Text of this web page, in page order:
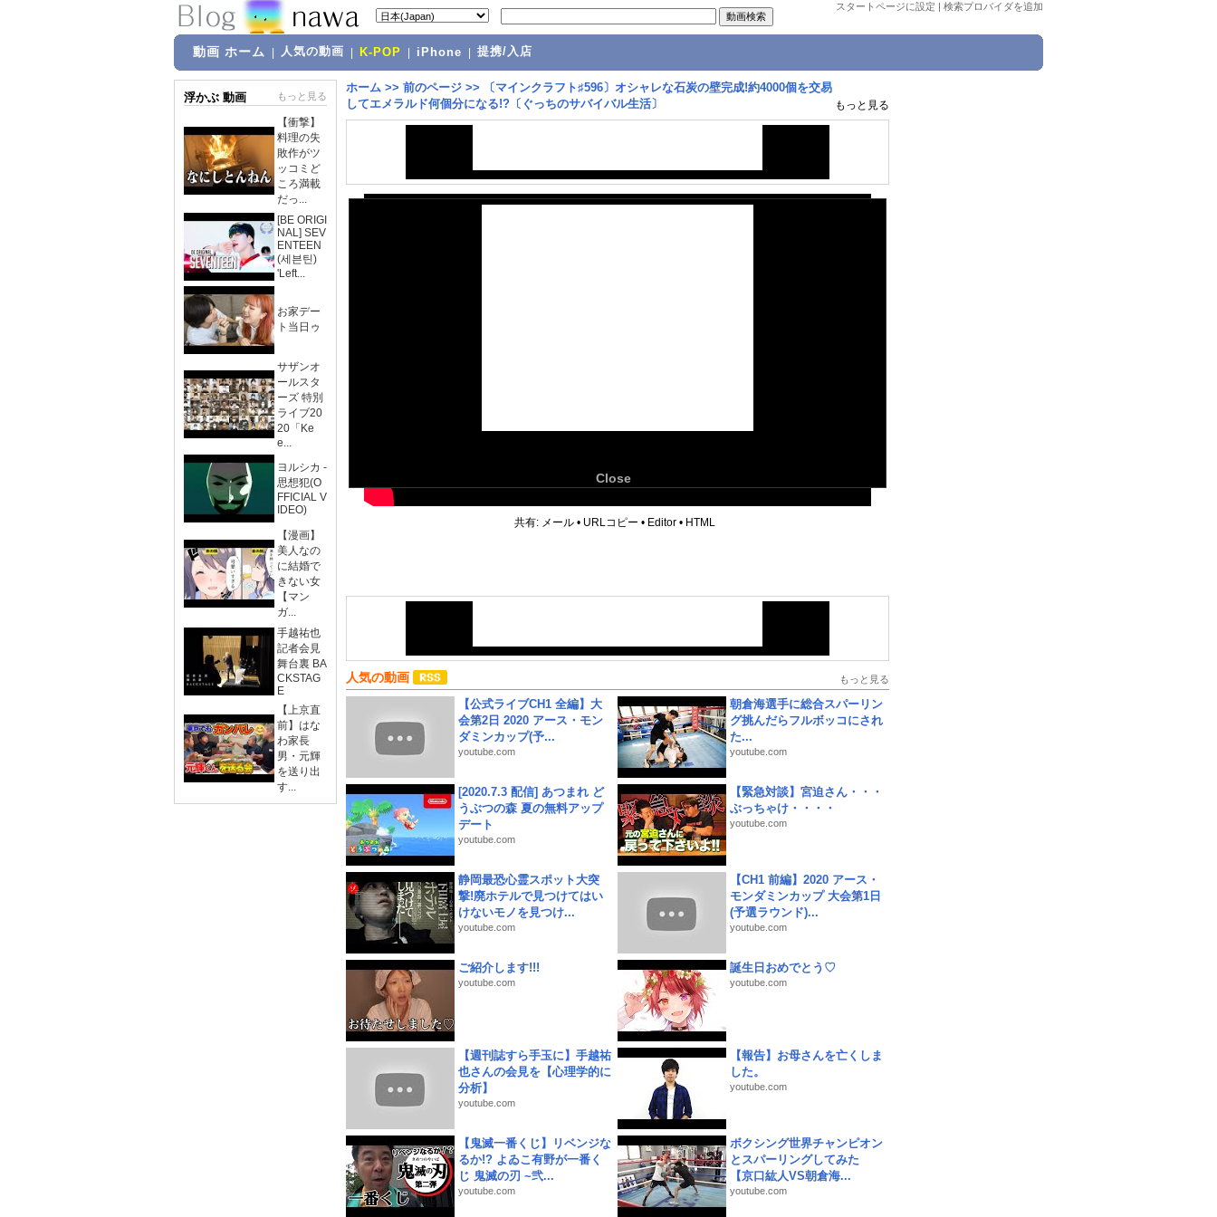
スタートページに設定 | 検索プロバイダを追加
動画 ホーム 人気の動画 K-POP iPhone 提携/入店
浮かぶ 動画 もっと見る
【衝撃】
料理の失
敗作がツ
ッコミど
ころ満載
だっ...
[BE ORIGI
NAL] SEV
ENTEEN
(세븐틴)
'Left...
お家デー
ト当日ゥ
サザンオ
ールスタ
ーズ 特別
ライブ20
20「Ke
e...
ヨルシカ -
思想犯(O
FFICIAL V
IDEO)
【漫画】
美人なの
に結婚で
きない女
【マン
ガ...
手越祐也
記者会見
舞台裏 BA
CKSTAG
E
【上京直
前】はな
わ家長
男・元輝
を送り出
す...
ホーム >> 前のページ >>
〔マインクラフト♯596〕オシャレな石炭の壁完成!約4000個を交易
してエメラルド何個分になる!?〔ぐっちのサバイバル生活〕
もっと見る
Close
共有: メール • URLコピー • Editor • HTML
人気の動画 もっと見る
【公式ライブCH1 全編】大
会第2日 2020 アース・モン
ダミンカップ(予...
youtube.com
朝倉海選手に総合スパーリン
グ挑んだらフルボッコにされ
た...
youtube.com
[2020.7.3 配信] あつまれ ど
うぶつの森 夏の無料アップ
デート
youtube.com
【緊急対談】宮迫さん・・・
ぶっちゃけ・・・・
youtube.com
静岡最恐心霊スポット大突
撃!廃ホテルで見つけてはい
けないモノを見つけ...
youtube.com
【CH1 前編】2020 アース・
モンダミンカップ 大会第1日
(予選ラウンド)...
youtube.com
ご紹介します!!!
youtube.com
誕生日おめでとう♡
youtube.com
【週刊誌すら手玉に】手越祐
也さんの会見を【心理学的に
分析】
youtube.com
【報告】お母さんを亡くしま
した。
youtube.com
【鬼滅一番くじ】リベンジな
るか!? よゐこ有野が一番く
じ 鬼滅の刃 ~弐...
youtube.com
ボクシング世界チャンピオン
とスパーリングしてみた
【京口紘人VS朝倉海...
youtube.com